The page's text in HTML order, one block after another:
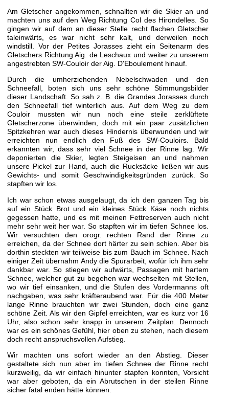
Am Gletscher angekommen, schnallten wir die Skier an und
machten uns auf den Weg Richtung Col des Hirondelles. So
gingen wir auf dem an dieser Stelle recht flachen Gletscher
taleinwärts, es war nicht sehr kalt, und derweilen noch
windstill. Vor der Petites Jorasses zieht ein Seitenarm des
Gletschers Richtung Aig. de Leschaux und weiter zu unserem
angestrebten SW-Couloir der Aig. D'Eboulement hinauf.
Durch die umherziehenden Nebelschwaden und den
Schneefall, boten sich uns sehr schöne Stimmungsbilder
dieser Landschaft. So sah z. B. die Grandes Jorasses durch
den Schneefall tief winterlich aus. Auf dem Weg zu dem
Couloir mussten wir nun noch eine steile zerklüftete
Gletscherzone überwinden, doch mit ein paar zusätzlichen
Spitzkehren war auch dieses Hindernis überwunden und wir
erreichten nun endlich den Fuß des SW-Couloirs. Bald
erkannten wir, dass sehr viel Schnee in der Rinne lag. Wir
deponierten die Skier, legten Steigeisen an und nahmen
unsere Pickel zur Hand, auch die Rucksäcke ließen wir aus
Gewichts- und somit Geschwindigkeitsgründen zurück. So
stapften wir los.
Ich war schon etwas ausgelaugt, da ich den ganzen Tag bis
auf ein Stück Brot und ein kleines Stück Käse noch nichts
gegessen hatte, und es mit meinen Fettreserven auch nicht
mehr sehr weit her war. So stapften wir im tiefen Schnee los.
Wir versuchten den orogr. rechten Rand der Rinne zu
erreichen, da der Schnee dort härter zu sein schien. Aber bis
dorthin steckten wir teilweise bis zum Bauch im Schnee. Nach
einiger Zeit übernahm Andy die Spurarbeit, wofür ich ihm sehr
dankbar war. So stiegen wir aufwärts, Passagen mit hartem
Schnee, welcher gut zu begehen war wechselten mit Stellen,
wo wir tief einsanken, und die Stufen des Vordermanns oft
nachgaben, was sehr kräfteraubend war. Für die 400 Meter
lange Rinne brauchten wir zwei Stunden, doch eine ganz
schöne Zeit. Als wir den Gipfel erreichten, war es kurz vor 16
Uhr, also schon sehr knapp in unserem Zeitplan. Dennoch
war es ein schönes Gefühl, hier oben zu stehen, nach diesem
doch recht anspruchsvollen Aufstieg.
Wir machten uns sofort wieder an den Abstieg. Dieser
gestaltete sich nun aber im tiefen Schnee der Rinne recht
kurzweilig, da wir einfach hinunter stapfen konnten, Vorsicht
war aber geboten, da ein Abrutschen in der steilen Rinne
sicher fatal enden hätte können.